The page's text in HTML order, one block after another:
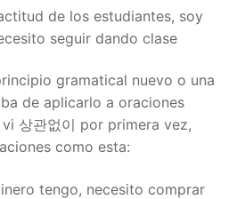
de los estudiantes, soy
seguir dando clase
gramatical nuevo o una
de aplicarlo a oraciones
상관없이 por primera vez,
como esta:
tengo, necesito comprar